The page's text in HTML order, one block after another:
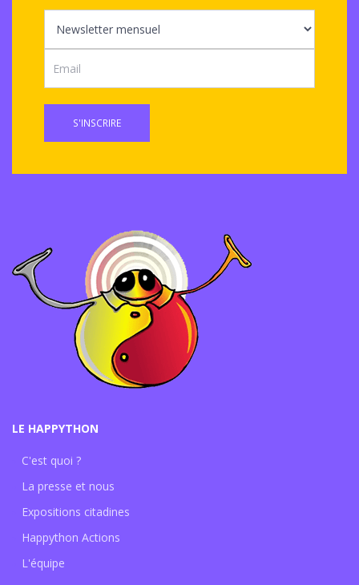
S'INSCRIRE
LE HAPPYTHON
C'est quoi ?
La presse et nous
Expositions citadines
Happython Actions
L'équipe